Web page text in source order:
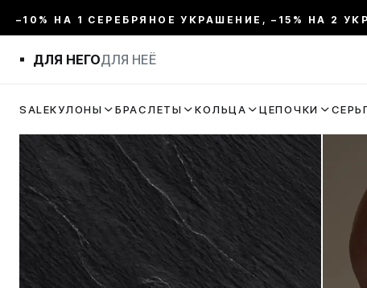
–10% НА 1 СЕРЕБРЯНОЕ УКРАШЕНИЕ, –15% НА 2
ДЛЯ НЕГОДЛЯ НЕЁ
SALEКУЛОНЫ БРАСЛЕТЫ КОЛЬЦА ЦЕПОЧКИ